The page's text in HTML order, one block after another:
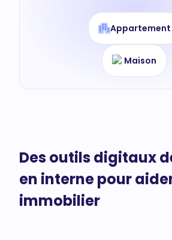
Appartement
Maison
Des outils digitaux
en interne pour
immobilier